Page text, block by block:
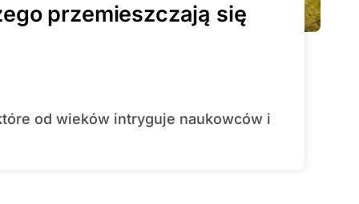
przemieszczają się